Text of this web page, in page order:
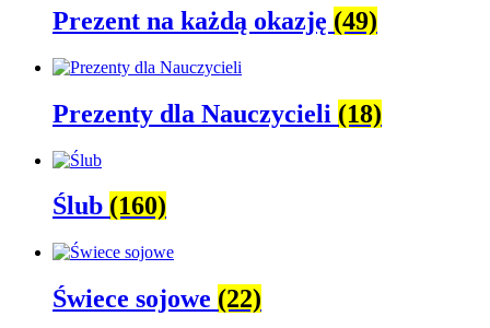
Prezent na każdą okazję (49)
Prezenty dla Nauczycieli (18)
Ślub (160)
Świece sojowe (22)